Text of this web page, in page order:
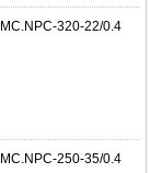
320-22/0.4
250-35/0.4